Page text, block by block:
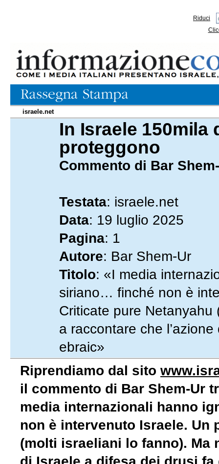
Riduci
israele.net
In Israele
proteggono
Commento di Bar
Testata: israele.net
Data: 19 luglio 2025
Pagina: 1
Autore: Bar Shem-Ur
Titolo: «I media
siriano… finché non è
Criticate pure
a raccontare che
ebraic»
Riprendiamo dal sito
il commento di Bar Shem-Ur
media internazionali hanno
non è intervenuto Israele. Un
(molti israeliani lo fanno). Ma